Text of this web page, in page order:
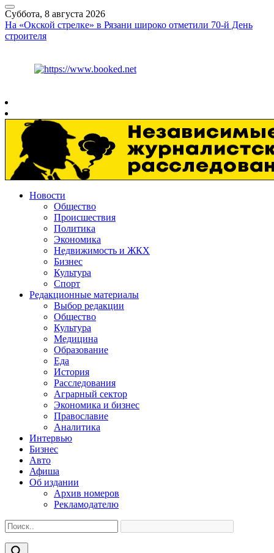
Суббота, 8 августа 2026
На «Окской стрелке» в Рязани широко отметили 70-й День
строителя
Новости
Общество
Происшествия
Политика
Экономика
Недвижимость и ЖКХ
Бизнес
Культура
Спорт
Редакционные материалы
Выбор редакции
Общество
Культура
Медицина
Образование
Еда
История
Расследования
Аграрный сектор
Экономика и бизнес
Православие
Аналитика
Интервью
Бизнес
Авто
Афиша
Об издании
Архив номеров
Рекламодателю